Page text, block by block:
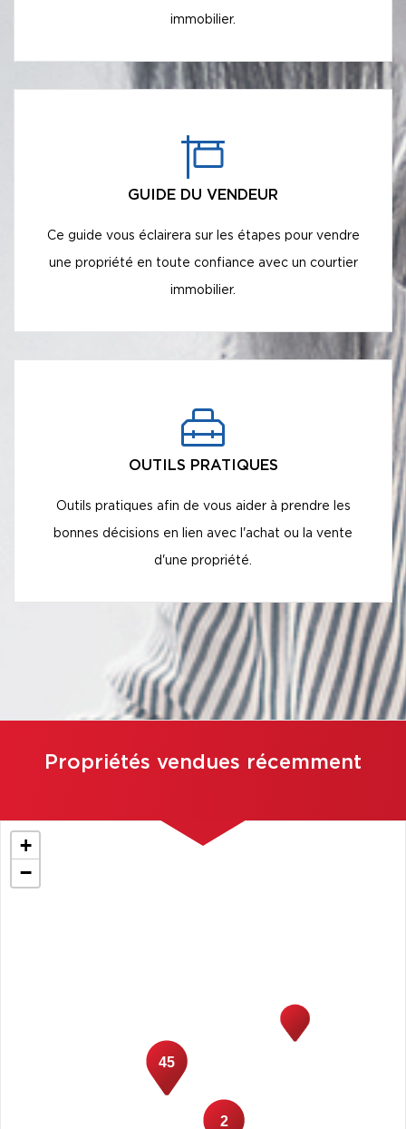
immobilier.
GUIDE DU VENDEUR
Ce guide vous éclairera sur les étapes pour vendre
une propriété en toute confiance avec un courtier
immobilier.
OUTILS PRATIQUES
Outils pratiques afin de vous aider à prendre les
bonnes décisions en lien avec l'achat ou la vente
d'une propriété.
Propriétés vendues récemment
2
45
+
−